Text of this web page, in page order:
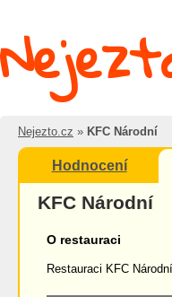
Nejezto.cz » KFC Národní
Hodnocení
KFC Národní
O restauraci
Restauraci KFC